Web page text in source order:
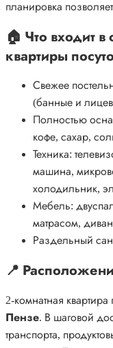
планировка
🏠 Что входит в
квартиры
Свежее
(банные и
Полностью
кофе, сахар,
Техника:
машина,
холодильник,
Мебель:
матрасом,
Раздельный
📍
2-комнатная
Пензе. В шаговой
транспорта,